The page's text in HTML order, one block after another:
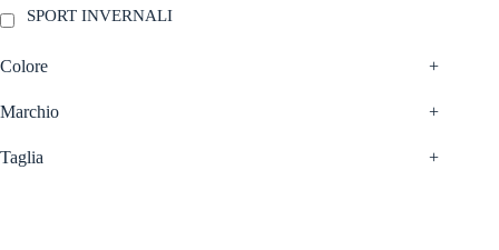
prodotto
SPORT INVERNALI
Colore +
Marchio +
Taglia +